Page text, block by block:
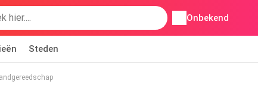
Onbekend
Steden